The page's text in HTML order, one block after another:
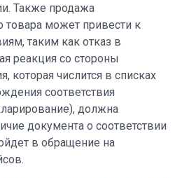
Также продажа
товара может привести к
таким как отказ в
реакция со стороны
которая числится в списках
соответствия
должна
документа о соответствии
в обращение на